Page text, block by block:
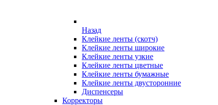
Назад
Клейкие ленты (скотч)
Клейкие ленты широкие
Клейкие ленты узкие
Клейкие ленты цветные
Клейкие ленты бумажные
Клейкие ленты двусторонние
Диспенсеры
Корректоры